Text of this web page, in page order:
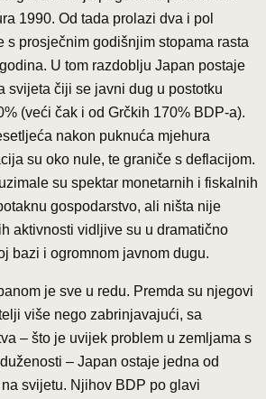
1990. Od tada prolazi dva i pol
s prosječnim godišnjim stopama rasta
U tom razdoblju Japan postaje
svijeta čiji se javni dug u postotku
(veći čak i od Grčkih 170% BDP-a).
nakon puknuća mjehura
su oko nule, te graniče s deflacijom.
su spektar monetarnih i fiskalnih
gospodarstvo, ali ništa nije
aktivnosti vidljive su u dramatično
bazi i ogromnom javnom dugu.
je sve u redu. Premda su njegovi
više nego zabrinjavajući, sa
– što je uvijek problem u zemljama s
– Japan ostaje jedna od
svijetu. Njihov BDP po glavi